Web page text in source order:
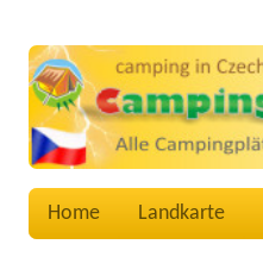
Home Landkarte